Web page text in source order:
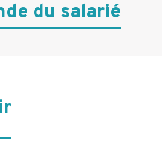
c
i
e
du salarié